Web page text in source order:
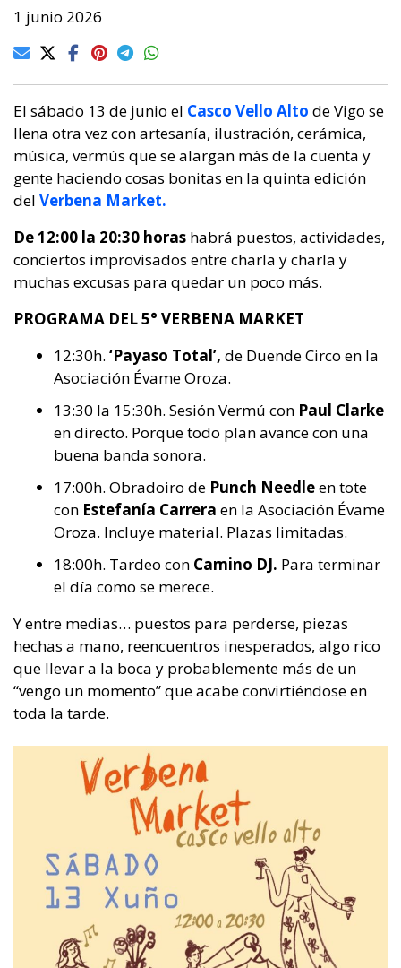
1 junio 2026
El sábado 13 de junio el Casco Vello Alto de Vigo se
llena otra vez con artesanía, ilustración, cerámica,
música, vermús que se alargan más de la cuenta y
gente haciendo cosas bonitas en la quinta edición
del Verbena Market.
De 12:00 la 20:30 horas habrá puestos, actividades,
conciertos improvisados entre charla y charla y
muchas excusas para quedar un poco más.
PROGRAMA DEL 5° VERBENA MARKET
12:30h. ‘Payaso Total’, de Duende Circo en la
Asociación Évame Oroza.
13:30 la 15:30h. Sesión Vermú con Paul Clarke
en directo. Porque todo plan avance con una
buena banda sonora.
17:00h. Obradoiro de Punch Needleen tote
con Estefanía Carrera en la Asociación Évame
Oroza. Incluye material. Plazas limitadas.
18:00h. Tardeo con Camino DJ. Para terminar
el día como se merece.
Y entre medias… puestos para perderse, piezas
hechas a mano, reencuentros inesperados, algo rico
que llevar a la boca y probablemente más de un
“vengo un momento” que acabe convirtiéndose en
toda la tarde.